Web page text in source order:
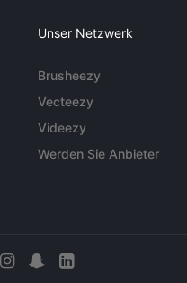
Unser Netzwerk
Brusheezy
Vecteezy
Videezy
Werden Sie Anbieter